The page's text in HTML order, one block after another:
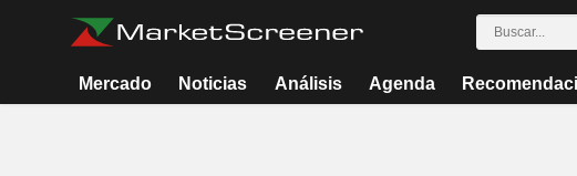
Mercado Noticias Análisis Agenda